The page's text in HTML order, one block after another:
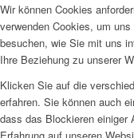
Wir können Cookies
verwenden Cookies, um
besuchen, wie Sie mit uns
Ihre Beziehung zu unserer
Klicken Sie auf die
erfahren. Sie können auch
dass das Blockieren einiger
Erfahrung auf unseren